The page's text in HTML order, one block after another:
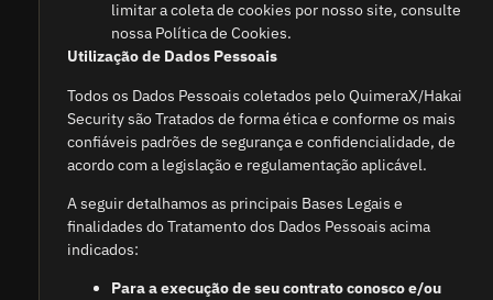
limitar a coleta de cookies por nosso site, consulte
nossa Política de Cookies.
Utilização de Dados Pessoais
Todos os Dados Pessoais coletados pelo QuimeraX/Hakai
Security são Tratados de forma ética e conforme os mais
confiáveis padrões de segurança e confidencialidade, de
acordo com a legislação e regulamentação aplicável.
A seguir detalhamos as principais Bases Legais e
finalidades do Tratamento dos Dados Pessoais acima
indicados:
Para a execução de seu contrato conosco e/ou